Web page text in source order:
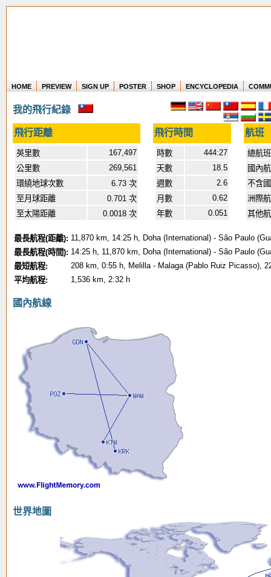
Where in the world have you flown?
How long have you been in the air?
Create your own FlightMemory and see!
HOME PREVIEW SIGN UP POSTER SHOP ENCYCLOPEDIA
我的飛行紀錄
飛行距離 飛行時間 航班
英里數
167,497
公里數
269,561
環繞地球次數
6.73 次
至月球距離
0.701 次
至太陽距離
0.0018 次
時數
444:27
天數
18.5
週數
2.6
月數
0.62
年數
0.051
總航
國內
不含
洲際
其他
最長航程(距離): 11,870 km, 14:25 h, Doha (International) - São Paulo
最長航程(時間): 14:25 h, 11,870 km, Doha (International) - São Paulo
最短航程:
208 km, 0:55 h, Melilla - Malaga (Pablo Ruiz Picasso),
平均航程:
1,536 km, 2:32 h
國內航線
世界地圖